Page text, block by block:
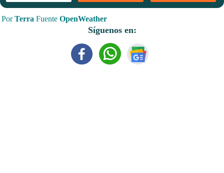
PorTerra Fuente OpenWeather
Síguenos en: